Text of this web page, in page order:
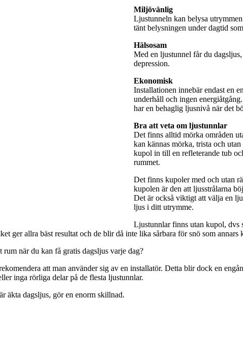
Miljövänlig
Ljustunneln kan belysa
tänt belysningen under dagtid
Hälsosam
Med en ljustunnel får du
depression.
Ekonomisk
Installationen innebär endast en
underhåll och ingen
har en behaglig ljusnivå när det
Bra att veta om ljustunnlar
Det finns alltid mörka områden
kan kännas mörka, trista och
kupol in till en refleterande tub
rummet.
Det finns kupoler med och utan
kupolen är den att ljusstrålarna
Det är också viktigt att välja en
ljus i ditt utrymme.
Ljustunnlar finns utan kupol, dvs
ger allra bäst resultat och de blir då inte lika sårbara för snö som annars
när du kan få gratis dagsljus varje dag?
att man använder sig av en installatör. Detta blir dock en
inga rörliga delar på de flesta ljustunnlar.
äkta dagsljus, gör en enorm skillnad.